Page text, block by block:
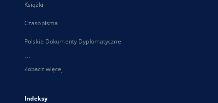
Książki
Czasopisma
Polskie Dokumenty Dyplomatyczne
...
Zobacz więcej
Indeksy